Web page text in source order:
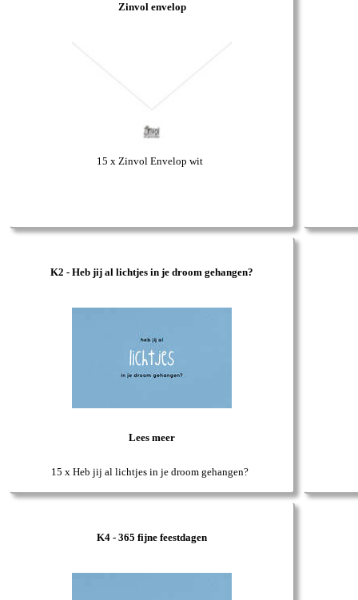
Zinvol envelop
15 x Zinvol Envelop wit
K2 - Heb jij al lichtjes in je droom gehangen?
Lees meer
15 x Heb jij al lichtjes in je droom gehangen?
K4 - 365 fijne feestdagen